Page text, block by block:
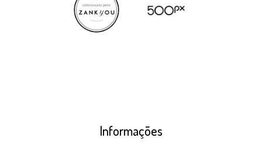
Informações